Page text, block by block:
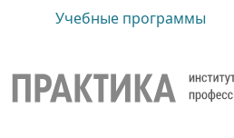
Учебные программы